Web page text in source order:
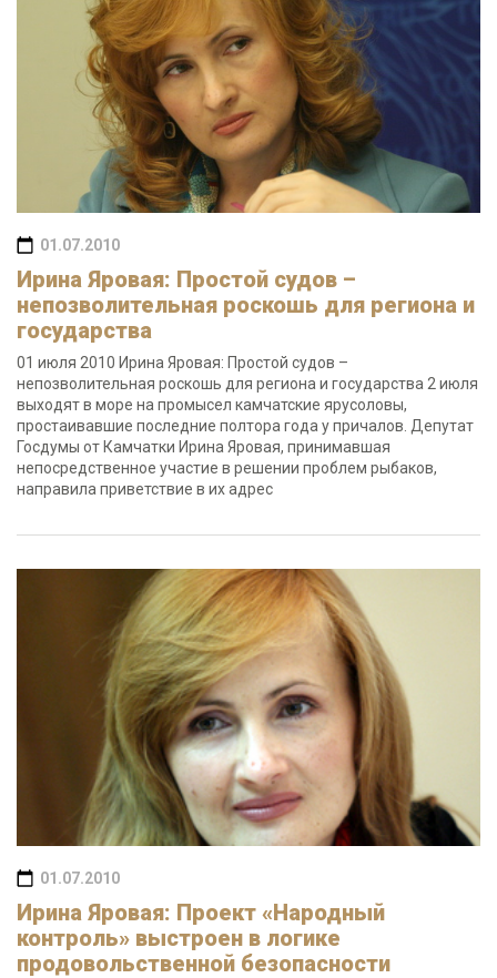
01.07.2010
Ирина Яровая: Простой судов –
непозволительная роскошь для региона и
государства
01 июля 2010 Ирина Яровая: Простой судов –
непозволительная роскошь для региона и государства 2 июля
выходят в море на промысел камчатские ярусоловы,
простаивавшие последние полтора года у причалов. Депутат
Госдумы от Камчатки Ирина Яровая, принимавшая
непосредственное участие в решении проблем рыбаков,
направила приветствие в их адрес
01.07.2010
Ирина Яровая: Проект «Народный
контроль» выстроен в логике
продовольственной безопасности